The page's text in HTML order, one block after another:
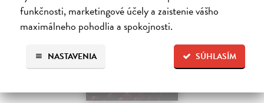
funkčnosti, marketingové účely a zaistenie vášho
maximálneho pohodlia a spokojnosti.
SÚHLASÍM
NASTAVENIA